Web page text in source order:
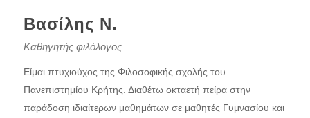
Βασίλης Ν.
Καθηγητής φιλόλογος
Είμαι πτυχιούχος της Φιλοσοφικής σχολής του
Πανεπιστημίου Κρήτης. Διαθέτω οκταετή πείρα στην
παράδοση ιδιαίτερων μαθημάτων σε μαθητές Γυμνασίου και